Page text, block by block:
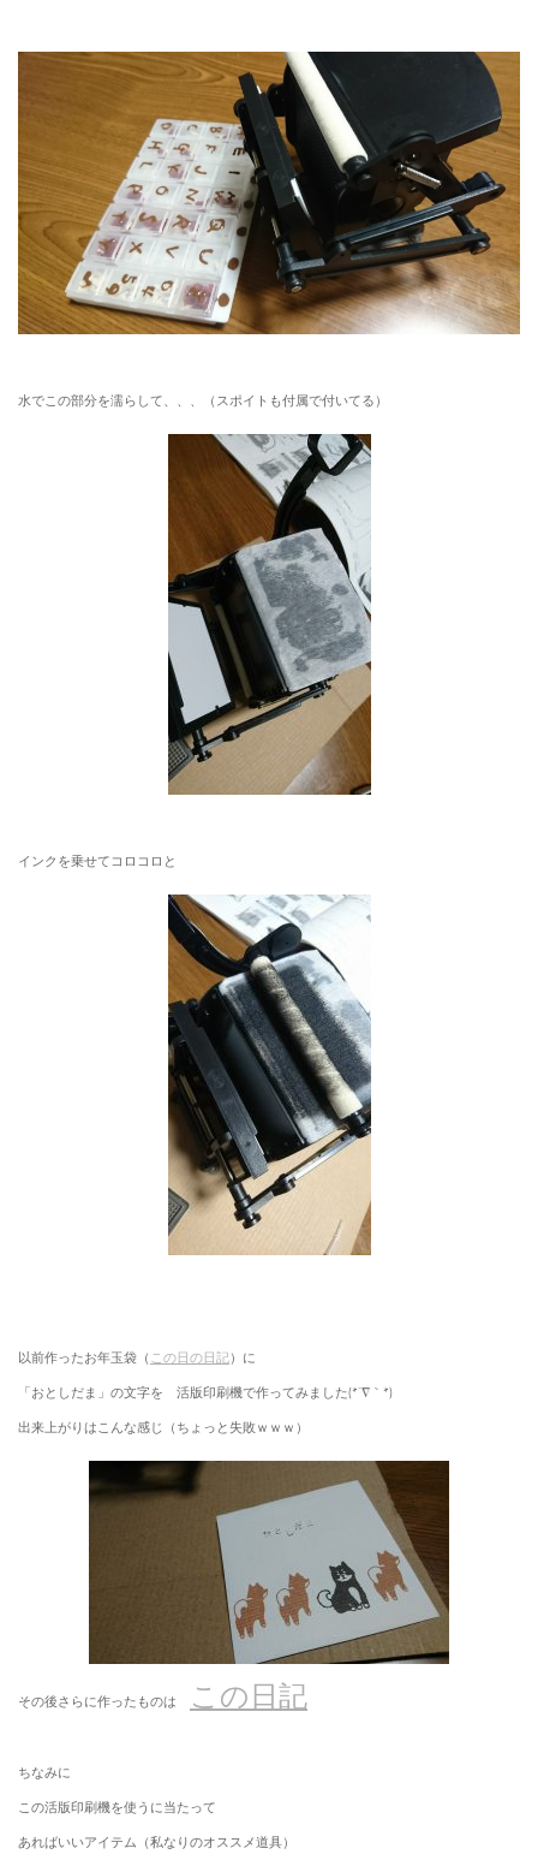
水でこの部分を濡らして、、、（スポイトも付属で付いてる）
インクを乗せてコロコロと
以前作ったお年玉袋（ この日の日記）に
「おとしだま」の文字を 活版印刷機で作ってみました(*´∇｀*)
出来上がりはこんな感じ（ちょっと失敗ｗｗｗ）
その後さらに作ったものは この日記
ちなみに
この活版印刷機を使うに当たって
あればいいアイテム（私なりのオススメ道具）